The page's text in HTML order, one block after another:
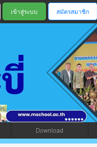
สมัครสมาชิก
ตรัง
Download